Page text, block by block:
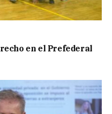
en el Prefederal